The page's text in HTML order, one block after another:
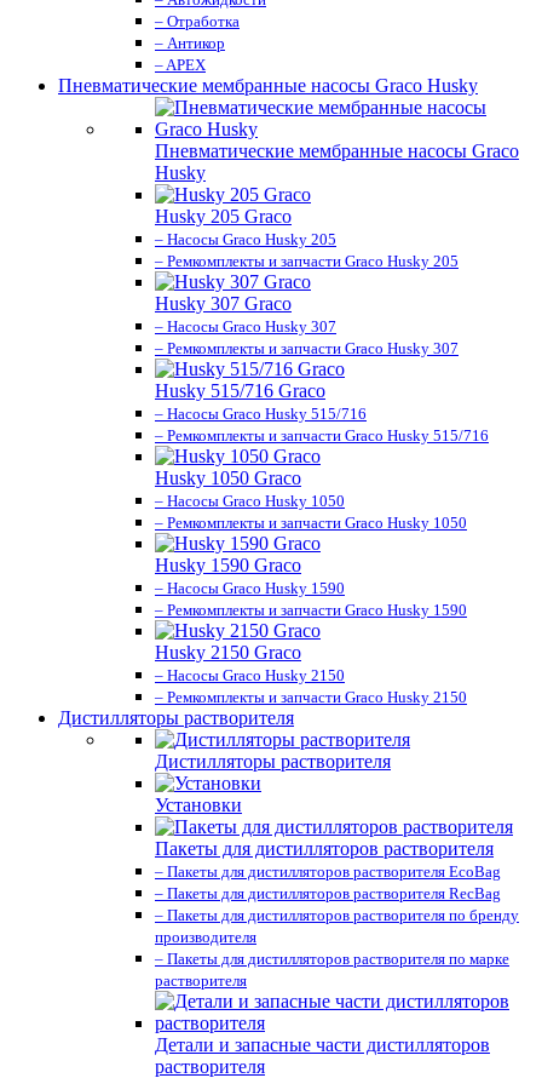
– Отработка
– Антикор
– APEX
Пневматические мембранные насосы Graco Husky
Пневматические мембранные насосы Graco
Husky
Husky 205 Graco
– Насосы Graco Husky 205
– Ремкомплекты и запчасти Graco Husky 205
Husky 307 Graco
– Насосы Graco Husky 307
– Ремкомплекты и запчасти Graco Husky 307
Husky 515/716 Graco
– Насосы Graco Husky 515/716
– Ремкомплекты и запчасти Graco Husky 515/716
Husky 1050 Graco
– Насосы Graco Husky 1050
– Ремкомплекты и запчасти Graco Husky 1050
Husky 1590 Graco
– Насосы Graco Husky 1590
– Ремкомплекты и запчасти Graco Husky 1590
Husky 2150 Graco
– Насосы Graco Husky 2150
– Ремкомплекты и запчасти Graco Husky 2150
Дистилляторы растворителя
Дистилляторы растворителя
Установки
Пакеты для дистилляторов растворителя
– Пакеты для дистилляторов растворителя EcoBag
– Пакеты для дистилляторов растворителя RecBag
– Пакеты для дистилляторов растворителя по бренду
производителя
– Пакеты для дистилляторов растворителя по марке
растворителя
Детали и запасные части дистилляторов
растворителя